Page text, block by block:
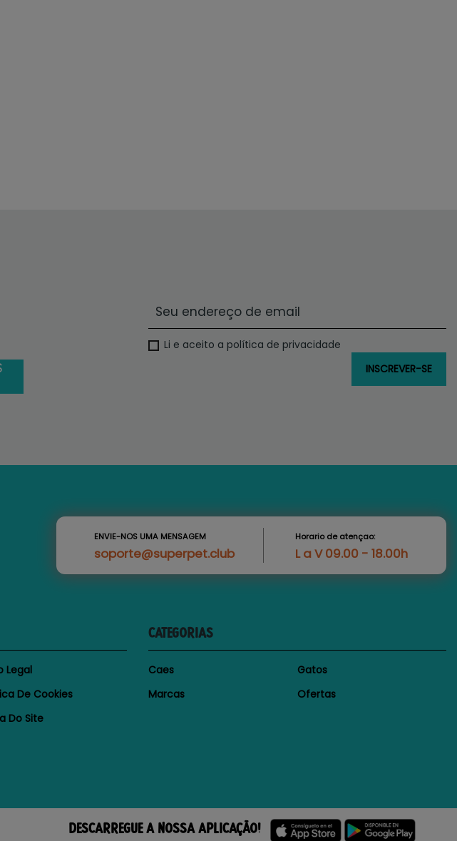
Li e aceito a política de privacidade
ENVIE-NOS UMA MENSAGEM
soporte@superpet.club
Horario de atençao:
L a V 09.00 - 18.00h
Legal
De Cookies
Do Site
CATEGORIAS
Caes
Gatos
Marcas
Ofertas
DESCARREGUE A NOSSA APLICAÇÃO!